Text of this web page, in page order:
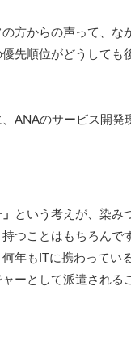
方からの声って、な
先順位がどうして
ANAのサービス開発
という考えが、染み
つことはもちろんで
年もITに携わってい
ーとして派遣される